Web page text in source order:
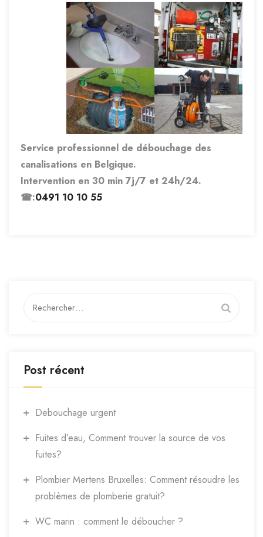
Service professionnel de débouchage des
canalisations en Belgique.
Intervention en 30 min 7j/7 et 24h/24.
☎:0491 10 10 55
Post récent
Debouchage urgent
Fuites d’eau, Comment trouver la source de vos
fuites?
Plombier Mertens Bruxelles: Comment résoudre les
problèmes de plomberie gratuit?
WC marin : comment le déboucher ?